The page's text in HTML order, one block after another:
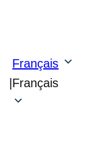
|
Français
Français